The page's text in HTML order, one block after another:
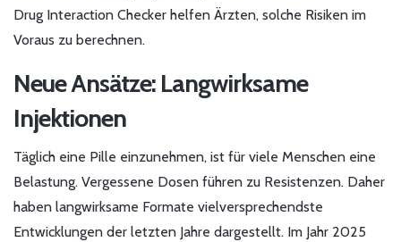
Drug Interaction Checker helfen Ärzten, solche Risiken im
Voraus zu berechnen.
Neue Ansätze: Langwirksame
Injektionen
Täglich eine Pille einzunehmen, ist für viele Menschen eine
Belastung. Vergessene Dosen führen zu Resistenzen. Daher
haben langwirksame Formate vielversprechendste
Entwicklungen der letzten Jahre dargestellt. Im Jahr 2025